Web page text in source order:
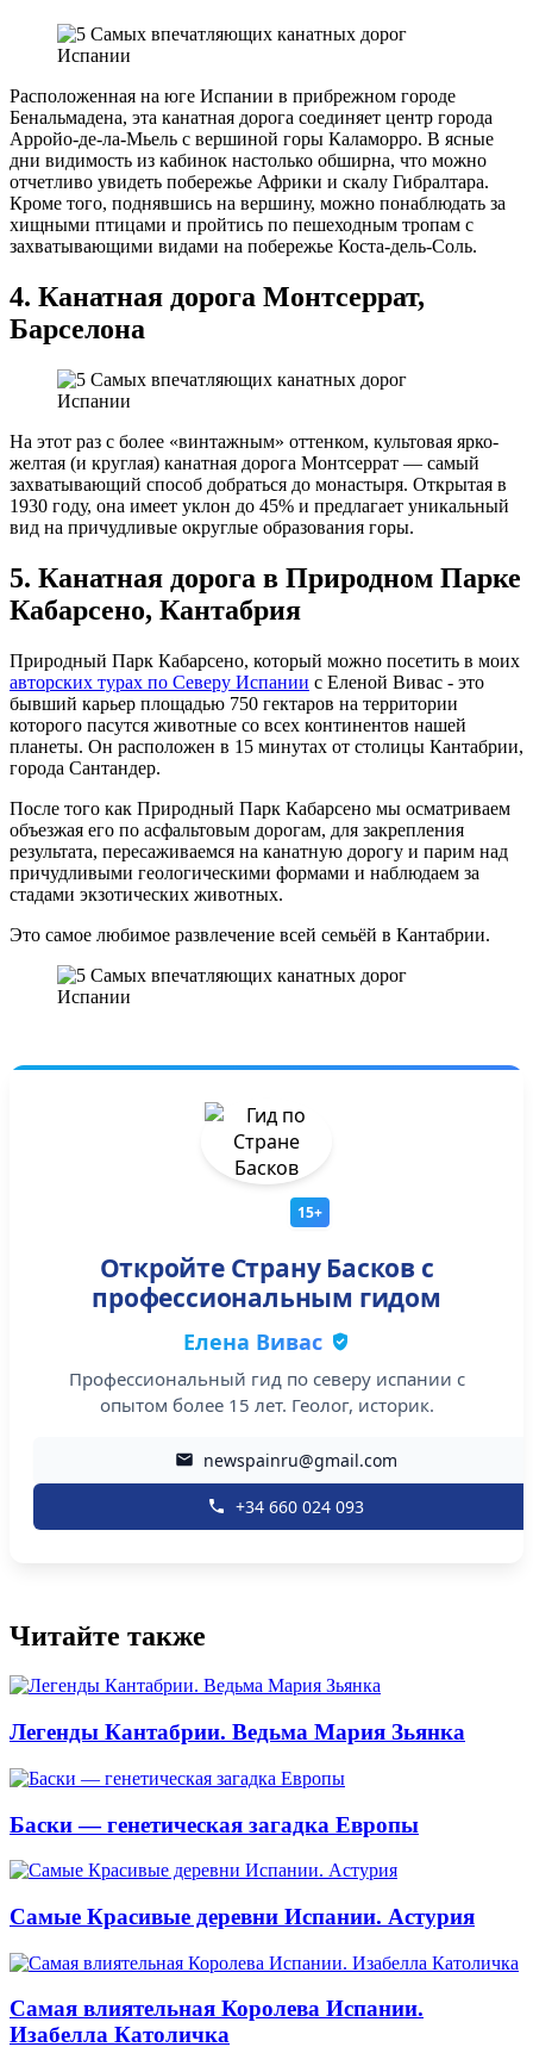
Расположенная на юге Испании в прибрежном городе
Бенальмадена, эта канатная дорога соединяет центр города
Арройо-де-ла-Мьель с вершиной горы Каламорро. В ясные
дни видимость из кабинок настолько обширна, что можно
отчетливо увидеть побережье Африки и скалу Гибралтара.
Кроме того, поднявшись на вершину, можно понаблюдать за
хищными птицами и пройтись по пешеходным тропам с
захватывающими видами на побережье Коста-дель-Соль.
4. Канатная дорога Монтсеррат,
Барселона
На этот раз с более «винтажным» оттенком, культовая ярко-
желтая (и круглая) канатная дорога Монтсеррат — самый
захватывающий способ добраться до монастыря. Открытая в
1930 году, она имеет уклон до 45% и предлагает уникальный
вид на причудливые округлые образования горы.
5. Канатная дорога в Природном Парке
Кабарсено, Кантабрия
Природный Парк Кабарсено, который можно посетить в моих
авторских турах по Северу Испании с Еленой Вивас - это
бывший карьер площадью 750 гектаров на территории
которого пасутся животные со всех континентов нашей
планеты. Он расположен в 15 минутах от столицы Кантабрии,
города Сантандер.
После того как Природный Парк Кабарсено мы осматриваем
объезжая его по асфальтовым дорогам, для закрепления
результата, пересаживаемся на канатную дорогу и парим над
причудливыми геологическими формами и наблюдаем за
стадами экзотических животных.
Это самое любимое развлечение всей семьёй в Кантабрии.
15+
Откройте Страну Басков с
профессиональным гидом
Елена Вивас
Профессиональный гид по северу испании с
опытом более 15 лет. Геолог, историк.
newspainru@gmail.com
+34 660 024 093
Читайте также
Легенды Кантабрии. Ведьма Мария Зьянка
Баски — генетическая загадка Европы
Самые Красивые деревни Испании. Астурия
Самая влиятельная Королева Испании.
Изабелла Католичка